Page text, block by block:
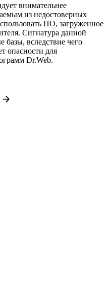
внимательнее
из недостоверных
ПО, загруженное
Сигнатура данной
базы, вследствие чего
опасности для
Dr.Web.